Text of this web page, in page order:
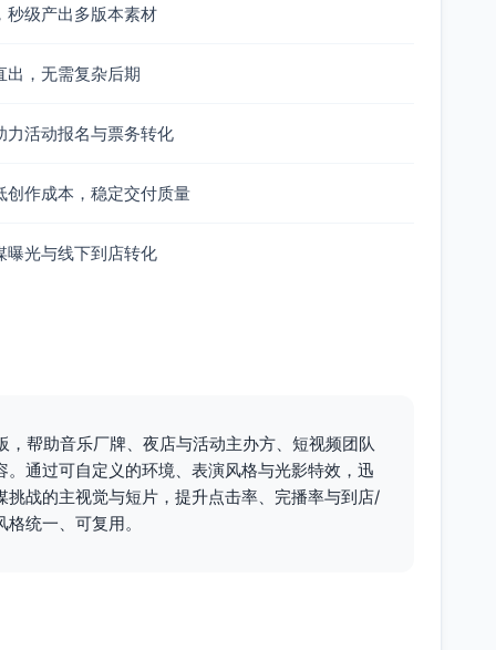
秒级产出多版本素材
出，无需复杂后期
力活动报名与票务转化
创作成本，稳定交付质量
曝光与线下到店转化
帮助音乐厂牌、夜店与活动主办方、短视频团队
通过可自定义的环境、表演风格与光影特效，迅
战的主视觉与短片，提升点击率、完播率与到店/
统一、可复用。